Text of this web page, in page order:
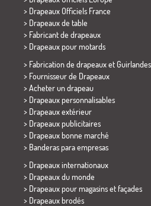
> Drapeaux Officiels France
> Drapeaux de table
> Fabricant de drapeaux
> Drapeaux pour motards
> Fabrication de drapeaux et Guirlandes
> Fournisseur de Drapeaux
> Acheter un drapeau
> Drapeaux personnalisables
> Drapeaux extérieur
> Drapeaux publicitaires
> Drapeaux bonne marché
> Banderas para empresas
> Drapeaux internationaux
> Drapeaux du monde
> Drapeaux pour magasins et façades
> Drapeaux brodés